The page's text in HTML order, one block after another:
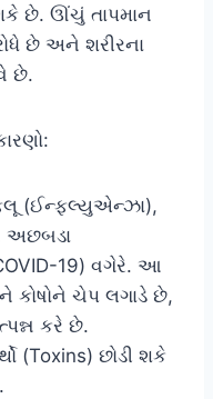
છે. ઊંચું તાપમાન
છે અને શરીરના
છે.
(ઈન્ફલ્યુએન્ઝા),
અછબડા
19) વગેરે. આ
કોષોને ચેપ લગાડે છે,
કરે છે.
(Toxins) છોડી શકે